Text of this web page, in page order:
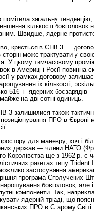
загальну
кількості боєголовок
Швидше, ядерне
криється в СНВ-3 —
сторін може трактувати у
У цьому тимчасовому
в Америці і Росії повинна
у рамках договору
їх кількості,
516 і ядерних
на дві сотні одиниць.
3 залишилися також
позиціонування ПРО в Європі
для маневру, хоч і
держав — члени НАТО
Королівства ще з 1962 р. є
ракетах типу
застосування
програма Сполучених
боєголовок, але і
компоненти. Так,
ядерній тріаді, що
ПРО в Старому Світі.